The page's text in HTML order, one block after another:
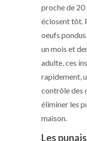
proche de 20
éclosent tôt.
oeufs
un mois et
adulte, ces
rapidement,
contrôle des
éliminer les
maison.
Les